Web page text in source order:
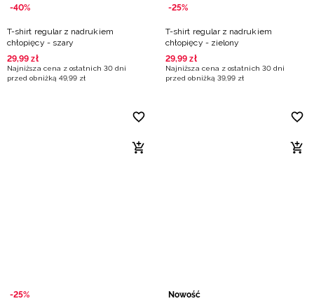
-40%
T-shirt regular z nadrukiem
chłopięcy - szary
29,99 zł
Najniższa cena z ostatnich 30 dni
przed obniżką 49,99 zł
-25%
T-shirt regular z nadrukiem
chłopięcy - zielony
29,99 zł
Najniższa cena z ostatnich 30 dni
przed obniżką 39,99 zł
-25% Nowość
Słowacki / EUR
Ukraiński / UAH